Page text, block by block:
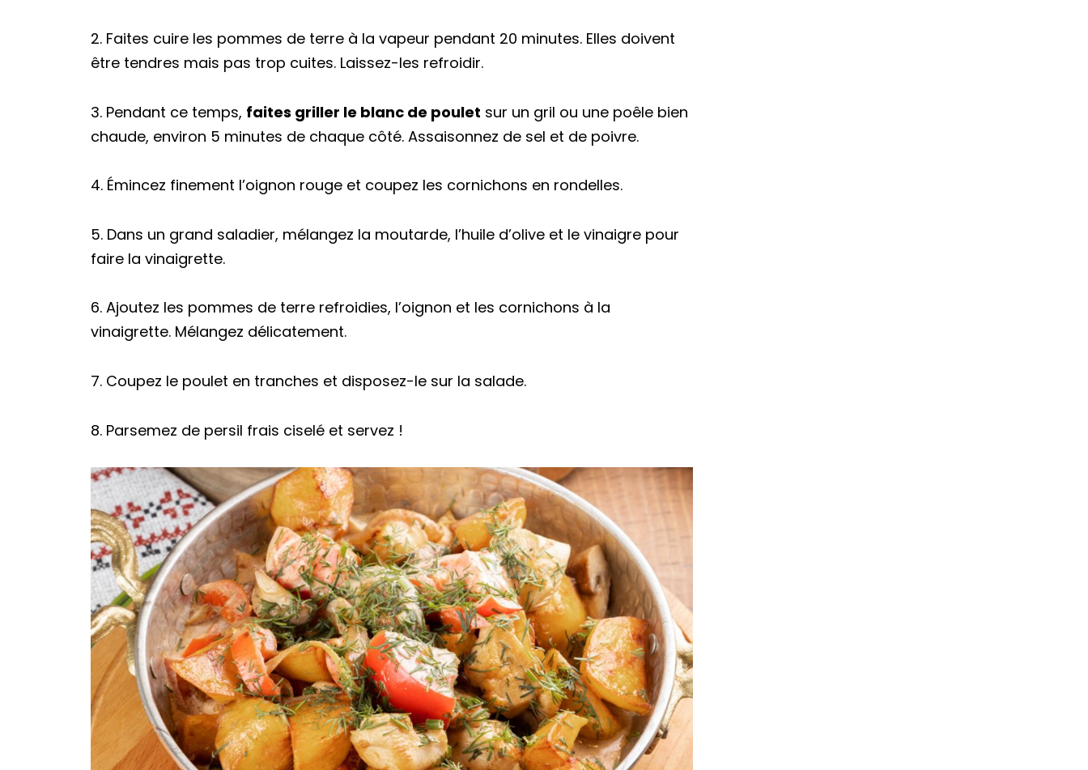
2. Faites cuire les pommes de terre à la vapeur pendant 20 minutes. Elles doivent
être tendres mais pas trop cuites. Laissez-les refroidir.
3. Pendant ce temps, faites griller le blanc de poulet sur un gril ou une poêle bien
chaude, environ 5 minutes de chaque côté. Assaisonnez de sel et de poivre.
4. Émincez finement l’oignon rouge et coupez les cornichons en rondelles.
5. Dans un grand saladier, mélangez la moutarde, l’huile d’olive et le vinaigre pour
faire la vinaigrette.
6. Ajoutez les pommes de terre refroidies, l’oignon et les cornichons à la
vinaigrette. Mélangez délicatement.
7. Coupez le poulet en tranches et disposez-le sur la salade.
8. Parsemez de persil frais ciselé et servez !